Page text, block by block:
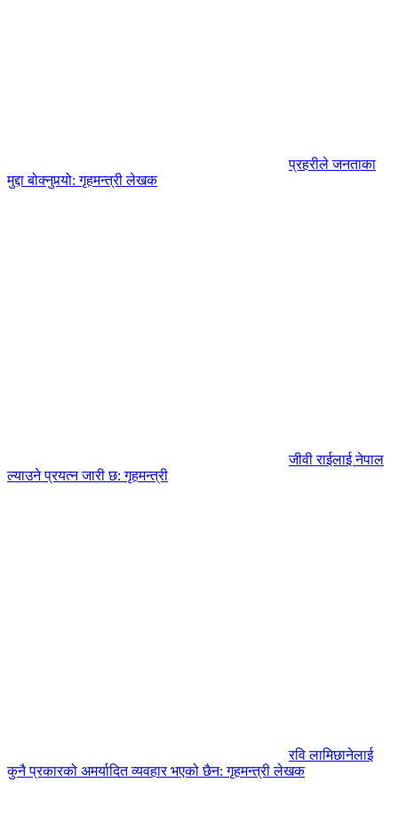
प्रहरीले जनताका
मुद्दा बोक्नुपर्‍यो: गृहमन्त्री लेखक
जीवी राईलाई नेपाल
ल्याउने प्रयत्न जारी छ: गृहमन्त्री
रवि लामिछानेलाई
कुनै प्रकारको अमर्यादित व्यवहार भएको छैन: गृहमन्त्री लेखक